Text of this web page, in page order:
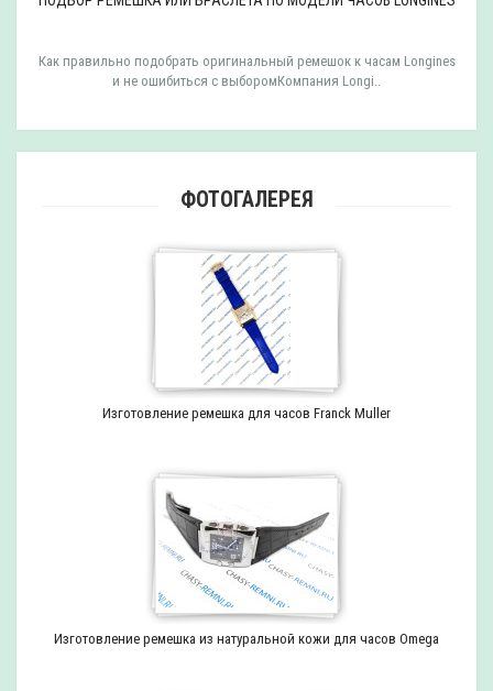
Как правильно подобрать оригинальный ремешок к часам Longines
и не ошибиться с выборомКомпания Longi..
ФОТОГАЛЕРЕЯ
Изготовление ремешка для часов Franck Muller
Изготовление ремешка из натуральной кожи для часов Omega